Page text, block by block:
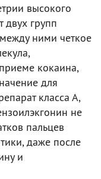
высокого
групп
ними четкое
кокаина,
для
класса А,
не
пальцев
даже после
и